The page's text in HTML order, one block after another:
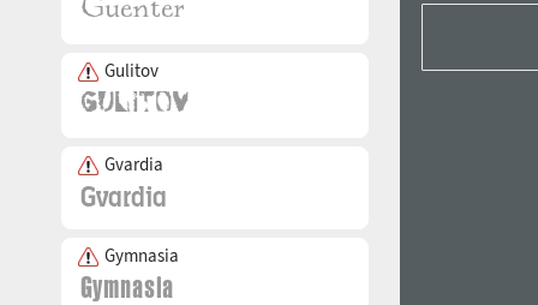
Gulitov
Gvardia
Gymnasia